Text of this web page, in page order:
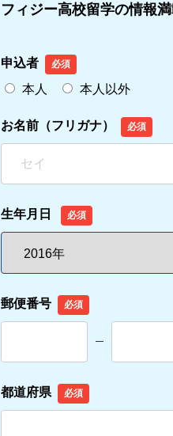
フィジー高校留学の情報
申込者 必須
本人 本人以外
お名前（フリガナ） 必須
生年月日 必須
郵便番号 必須
都道府県 必須